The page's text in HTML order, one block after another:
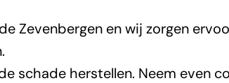
Zevenbergen en wij zorgen
schade herstellen. Neem even